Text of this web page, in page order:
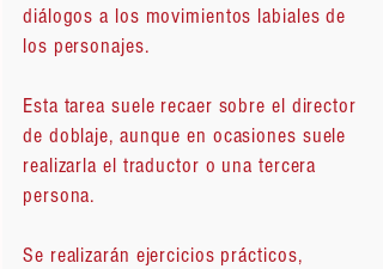
diálogos a los movimientos labiales de
los personajes.
Esta tarea suele recaer sobre el director
de doblaje, aunque en ocasiones suele
realizarla el traductor o una tercera
persona.
Se realizarán ejercicios prácticos,